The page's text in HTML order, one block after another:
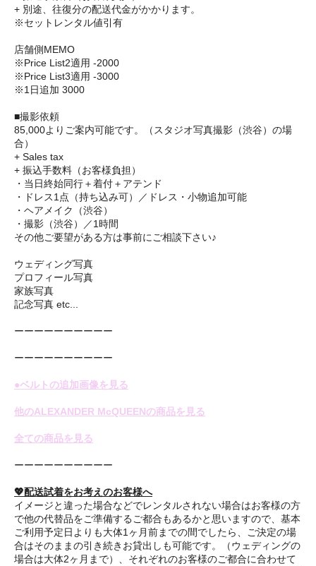
+ 別途、往復分の配送代金がかかります。
※セットレンタル値引有
店舗側MEMO
※Price List2適用 -2000
※Price List3適用 -3000
※1日追加 3000
■撮影依頼
85,000よりご案内可能です。（スタジオ写真撮影（渋谷）の場
合）
+ Sales tax
+ 振込手数料（お客様負担）
・当日終始同行＋着付＋アテンド
・ドレス1点（持ち込み可）／ドレス・小物追加可能
・ヘアメイク（渋谷）
・撮影（渋谷）／1時間
その他ご要望がある方は事前にご相談下さい♪
ウェディング写真
プロフィール写真
家族写真
記念写真 etc...
ーーーーーーーーーー
ーーーーーーーーーー
●ベルトの追加画像を見る
他のALEXANDER McQUEENの商品を見る
全ての商品を見る
ーーーーーーーーーー
💖配送試着をお考えのお客様へ
イメージと違った場合などでレンタルされない場合はお客様の方
で他の代替品をご準備するご都合もあるかと思いますので、基本
ご利用予定日よりも大体1ヶ月前までの間でしたら、ご決定の場
合はそのままの引き続きお貸出しも可能です。（ウェディングの
場合は大体2ヶ月まで）、それぞれのお客様のご都合に合わせて